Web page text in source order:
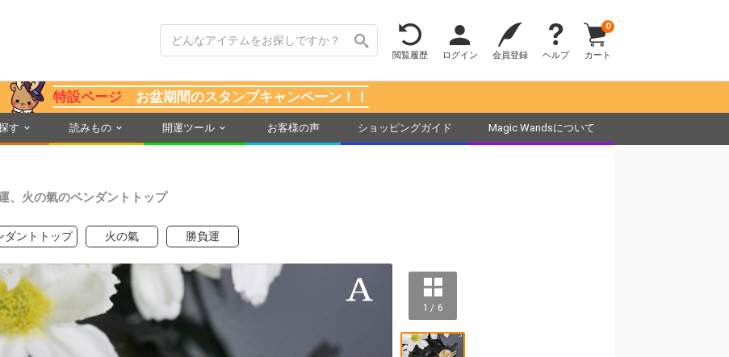
閲覧履歴 ログイン 会員登録 ヘルプ カート
0
特設ページ お盆期間のスタンプキャンペーン！！
す 読みもの 開運ツール お客様の声 ショッピングガイド Magic Wandsについて
、火の氣のペンダントトップ
ダントトップ 火の氣 勝負運
1 / 6